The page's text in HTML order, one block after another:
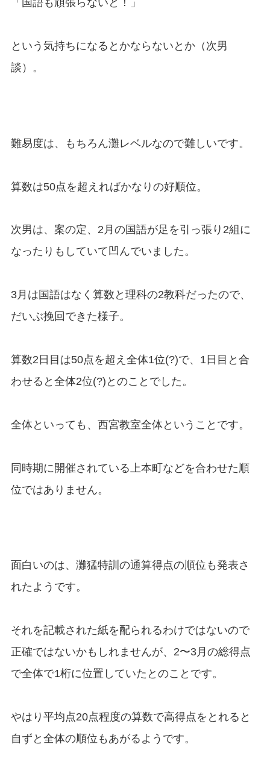
「国語も頑張らないと！」
という気持ちになるとかならないとか（次男
談）。
難易度は、もちろん灘レベルなので難しいです。
算数は50点を超えればかなりの好順位。
次男は、案の定、2月の国語が足を引っ張り2組に
なったりもしていて凹んでいました。
3月は国語はなく算数と理科の2教科だったので、
だいぶ挽回できた様子。
算数2日目は50点を超え全体1位(?)で、1日目と合
わせると全体2位(?)とのことでした。
全体といっても、西宮教室全体ということです。
同時期に開催されている上本町などを合わせた順
位ではありません。
面白いのは、灘猛特訓の通算得点の順位も発表さ
れたようです。
それを記載された紙を配られるわけではないので
正確ではないかもしれませんが、2〜3月の総得点
で全体で1桁に位置していたとのことです。
やはり平均点20点程度の算数で高得点をとれると
自ずと全体の順位もあがるようです。